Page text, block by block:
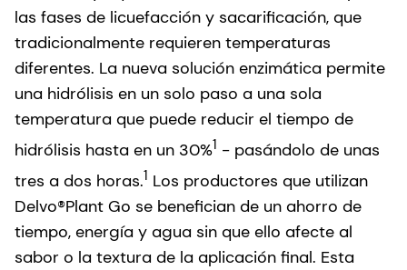
las fases de licuefacción y sacarificación, que
tradicionalmente requieren temperaturas
diferentes. La nueva solución enzimática permite
una hidrólisis en un solo paso a una sola
temperatura que puede reducir el tiempo de
hidrólisis hasta en un 30%1 - pasándolo de unas
tres a dos horas.1 Los productores que utilizan
Delvo®Plant Go se benefician de un ahorro de
tiempo, energía y agua sin que ello afecte al
sabor o la textura de la aplicación final. Esta